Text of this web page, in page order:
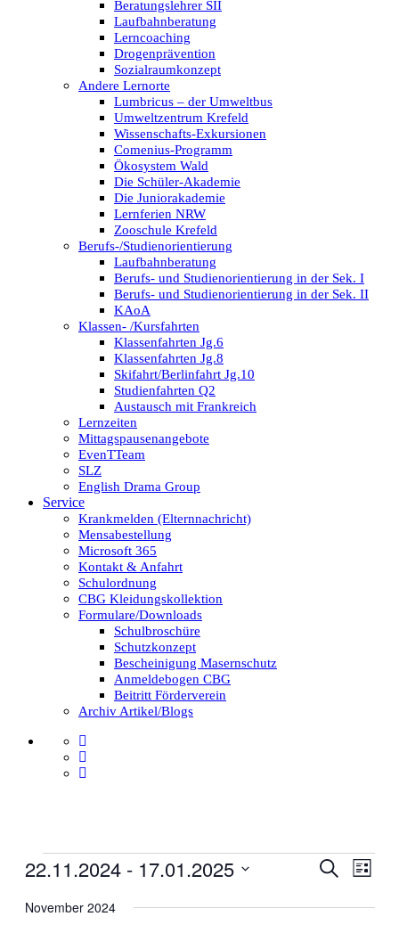
Beratungslehrer SII
Laufbahnberatung
Lerncoaching
Drogenprävention
Sozialraumkonzept
Andere Lernorte
Lumbricus – der Umweltbus
Umweltzentrum Krefeld
Wissenschafts-Exkursionen
Comenius-Programm
Ökosystem Wald
Die Schüler-Akademie
Die Juniorakademie
Lernferien NRW
Zooschule Krefeld
Berufs-/Studienorientierung
Laufbahnberatung
Berufs- und Studienorientierung in der Sek. I
Berufs- und Studienorientierung in der Sek. II
KAoA
Klassen- /Kursfahrten
Klassenfahrten Jg.6
Klassenfahrten Jg.8
Skifahrt/Berlinfahrt Jg.10
Studienfahrten Q2
Austausch mit Frankreich
Lernzeiten
Mittagspausenangebote
EvenTTeam
SLZ
English Drama Group
Service
Krankmelden (Elternnachricht)
Mensabestellung
Microsoft 365
Kontakt & Anfahrt
Schulordnung
CBG Kleidungskollektion
Formulare/Downloads
Schulbroschüre
Schutzkonzept
Bescheinigung Masernschutz
Anmeldebogen CBG
Beitritt Förderverein
Archiv Artikel/Blogs
und
Suche
Liste
22.11.2024 - 17.01.2025
wählen.
November 2024